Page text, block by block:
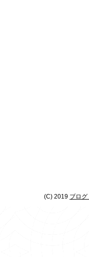
(C) 2019 ブロ